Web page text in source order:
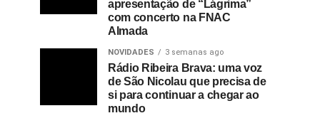
apresentação de “Lágrima”
com concerto na FNAC
Almada
NOVIDADES 3 semanas ago
Rádio Ribeira Brava: uma voz
de São Nicolau que precisa de
si para continuar a chegar ao
mundo